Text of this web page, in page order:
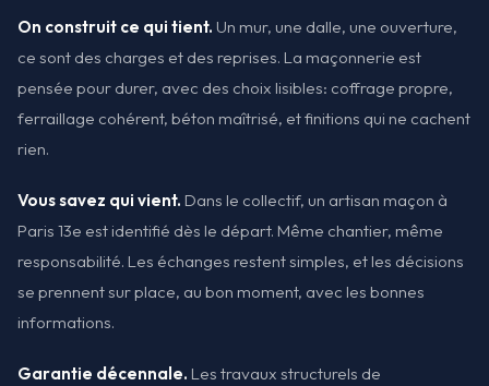
On construit ce qui tient. Un mur, une dalle, une ouverture,
ce sont des charges et des reprises. La maçonnerie est
pensée pour durer, avec des choix lisibles: coffrage propre,
ferraillage cohérent, béton maîtrisé, et finitions qui ne cachent
rien.
Vous savez qui vient. Dans le collectif, un artisan maçon à
Paris 13e est identifié dès le départ. Même chantier, même
responsabilité. Les échanges restent simples, et les décisions
se prennent sur place, au bon moment, avec les bonnes
informations.
Garantie décennale. Les travaux structurels de